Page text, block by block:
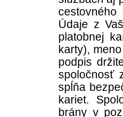
Údaje z
platobnej
karty),
podpis
spoločnosť
spĺňa
kariet.
brány v